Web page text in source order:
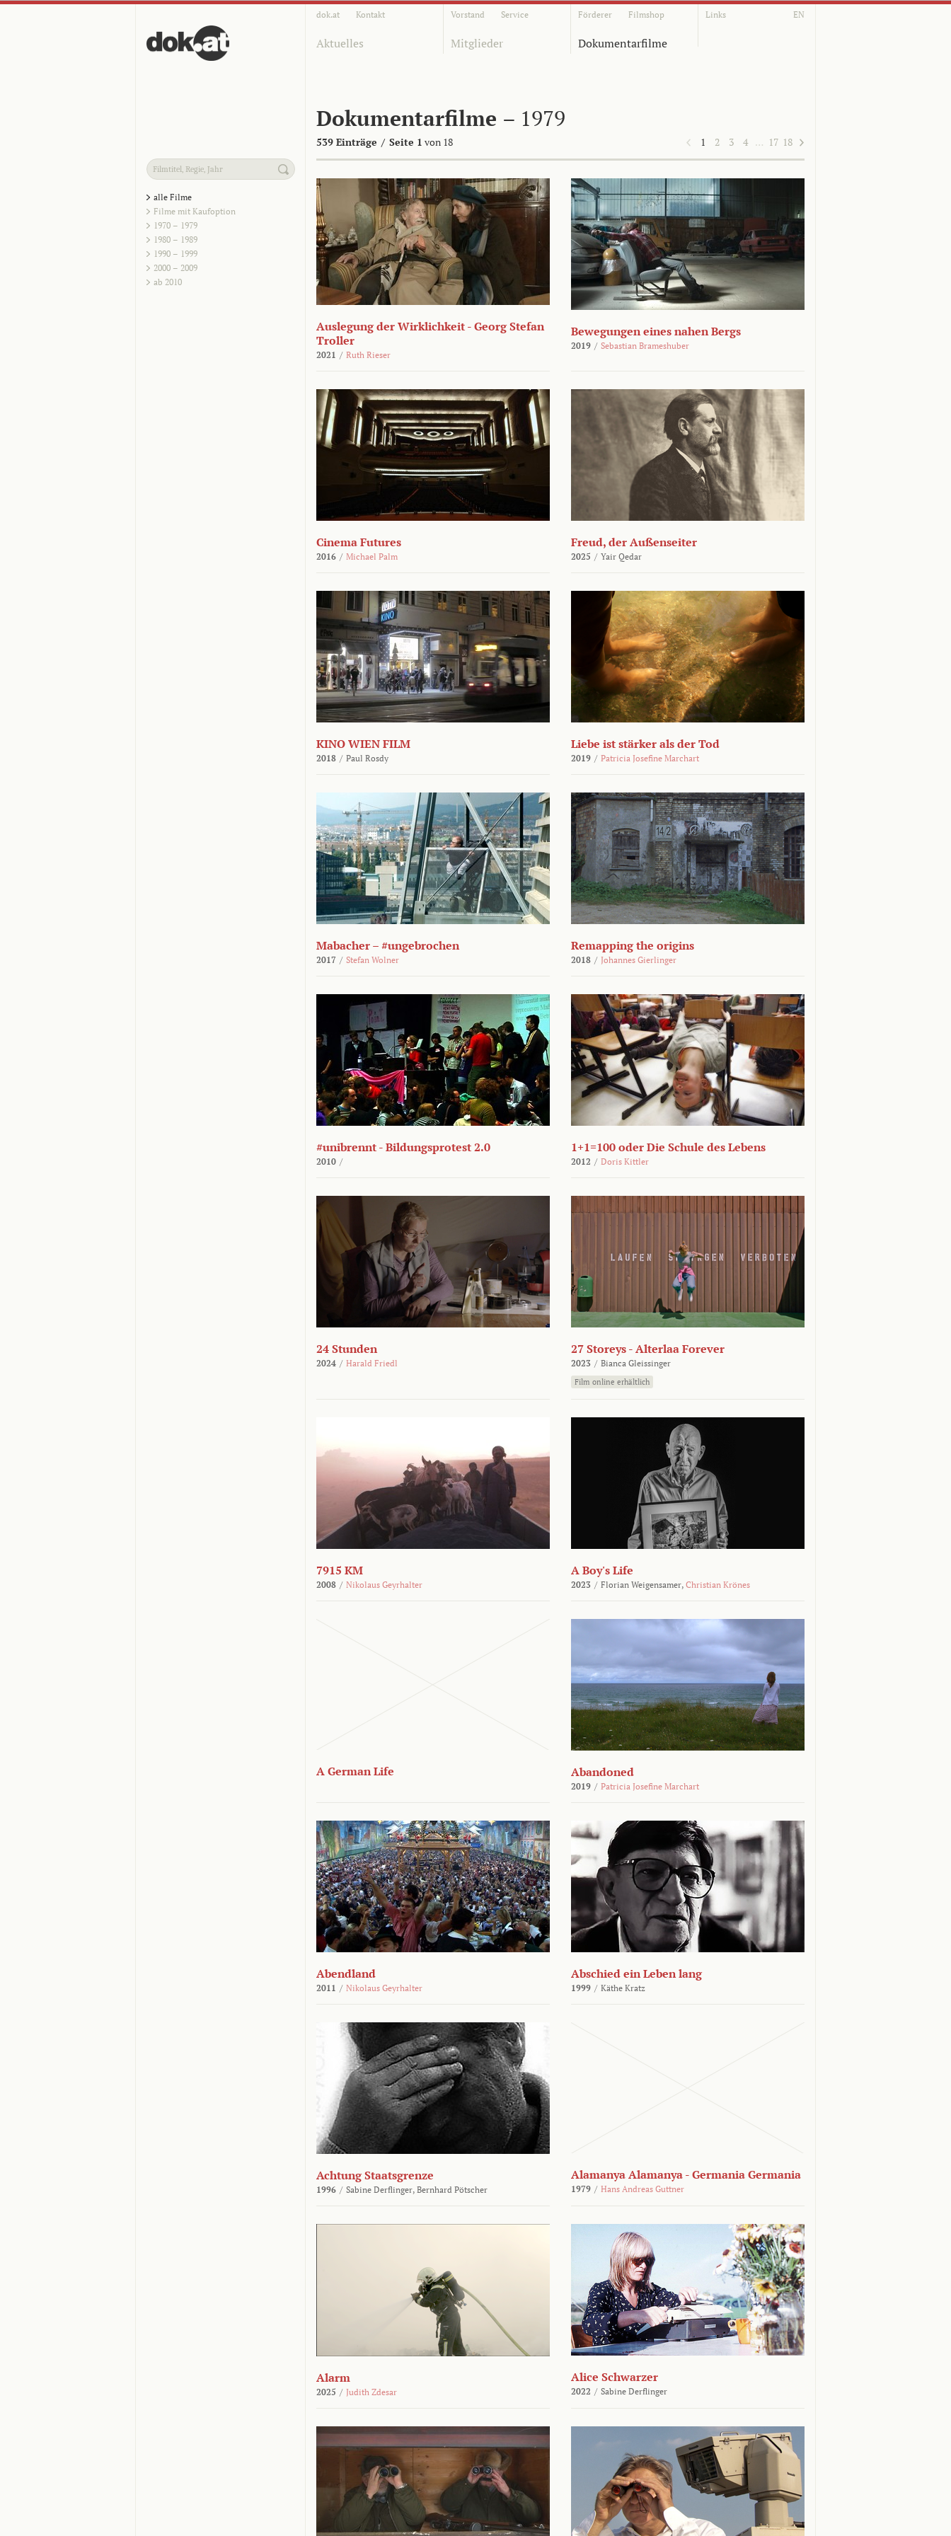
dok.at Kontakt Vorstand Service Förderer Filmshop Links EN
Aktuelles Mitglieder Dokumentarfilme
Dokumentarfilme – 1979
539 Einträge / Seite 1 von 18 1 2 3 4 … 17 18
alle Filme
Filme mit Kaufoption
1970 – 1979
1980 – 1989
1990 – 1999
2000 – 2009
ab 2010
Auslegung der Wirklichkeit - Georg Stefan
Troller
2021 / Ruth Rieser
Bewegungen eines nahen Bergs
2019 / Sebastian Brameshuber
Cinema Futures
2016 / Michael Palm
Freud, der Außenseiter
2025 / Yair Qedar
KINO WIEN FILM
2018 / Paul Rosdy
Liebe ist stärker als der Tod
2019 / Patricia Josefine Marchart
Mabacher – #ungebrochen
2017 / Stefan Wolner
Remapping the origins
2018 / Johannes Gierlinger
#unibrennt - Bildungsprotest 2.0
2010 /
1+1=100 oder Die Schule des Lebens
2012 / Doris Kittler
24 Stunden
2024 / Harald Friedl
27 Storeys - Alterlaa Forever
2023 / Bianca Gleissinger
Film online erhältlich
7915 KM
2008 / Nikolaus Geyrhalter
A Boy's Life
2023 / Florian Weigensamer, Christian Krönes
A German Life Abandoned
2019 / Patricia Josefine Marchart
Abendland
2011 / Nikolaus Geyrhalter
Abschied ein Leben lang
1999 / Käthe Kratz
Achtung Staatsgrenze
1996 / Sabine Derflinger, Bernhard Pötscher
Alamanya Alamanya - Germania Germania
1979 / Hans Andreas Guttner
Alarm
2025 / Judith Zdesar
Alice Schwarzer
2022 / Sabine Derflinger